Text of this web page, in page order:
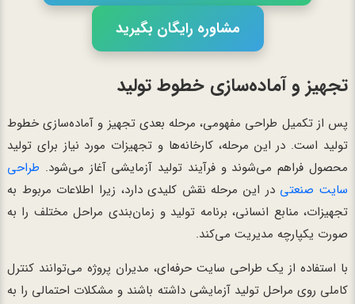
مشاوره رایگان بگیرید
تجهیز و آماده‌سازی خطوط تولید
پس از تکمیل طراحی مفهومی، مرحله بعدی تجهیز و آماده‌سازی خطوط
تولید است. در این مرحله، کارخانه‌ها و تجهیزات مورد نیاز برای تولید
محصول فراهم می‌شوند و فرآیند تولید آزمایشی آغاز می‌شود. طراحی
سایت صنعتی در این مرحله نقش کلیدی دارد، زیرا اطلاعات مربوط به
تجهیزات، منابع انسانی، برنامه تولید و زمان‌بندی مراحل مختلف را به
صورت یکپارچه مدیریت می‌کند.
با استفاده از یک طراحی سایت حرفه‌ای، مدیران پروژه می‌توانند کنترل
کاملی روی مراحل تولید آزمایشی داشته باشند و مشکلات احتمالی را به